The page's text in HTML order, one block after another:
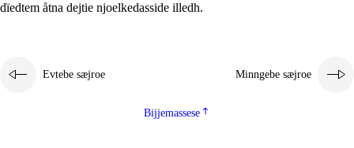
dïedtem åtna dejtie njoelkedasside illedh.
Evtebe sæjroe Minngebe sæjroe
Bijjemassese